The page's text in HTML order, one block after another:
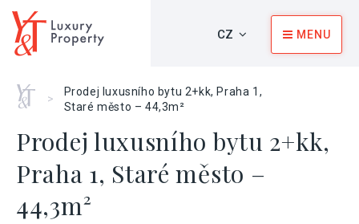
CZ MENU
Home
>
Prodej luxusního bytu 2+kk, Praha 1,
Staré město – 44,3m²
Prodej luxusního bytu 2+kk,
Praha 1, Staré město –
44,3m²